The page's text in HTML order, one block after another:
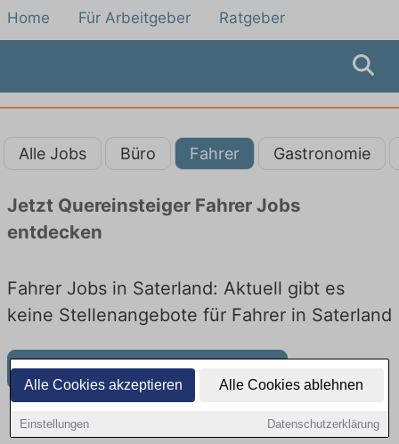
Alle Cookies akzeptieren Alle Cookies ablehnen
Einstellungen Datenschutzerklärung
Home Für Arbeitgeber Ratgeber
Alle Jobs Büro Fahrer Gastronomie
Jetzt Quereinsteiger Fahrer Jobs
entdecken
Fahrer Jobs in Saterland: Aktuell gibt es
keine Stellenangebote für Fahrer in Saterland
Weitere Jobangebote in Saterland